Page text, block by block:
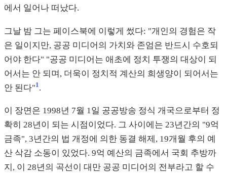
에서 일어나 떠났다.
그날 밤 그는 페이스북에 이렇게 썼다: "개인의 경험은 작
은 일이지만, 공공 미디어의 가치와 존엄은 반드시 수호되
어야 한다" "공공 미디어는 애초에 정치 투쟁의 대상이 되
어서는 안 되며, 더욱이 정치적 계산의 희생양이 되어서는
안 된다"1.
이 장면은 1998년 7월 1일 공공방송 정식 개국으로부터 정
확히 28년이 되는 시점이었다. 그 사이에는 23년간의 "9억
금족", 3년간의 법 개정에 의한 동결 해제, 19개월 후의 예
산 삭감 소동이 있었다. 9억 예산의 금족에서 국회 추방까
지, 이 28년의 곡선이 대만 공공 미디어의 전부라고 할 수